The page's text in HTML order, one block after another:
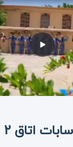
اتاق 2